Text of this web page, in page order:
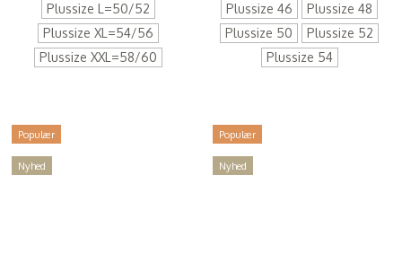
Plussize L=50/52
Plussize XL=54/56
Plussize XXL=58/60
Plussize 46
Plussize 48
Plussize 50
Plussize 52
Plussize 54
Populær
Nyhed
Populær
Nyhed